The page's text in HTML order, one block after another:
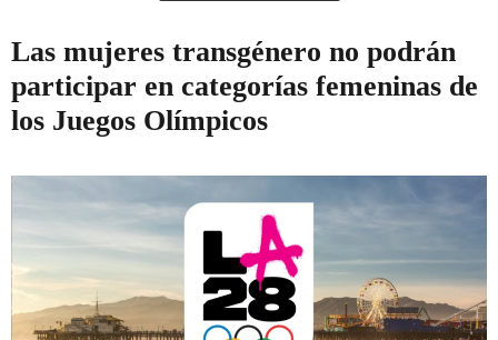
Las mujeres transgénero no podrán
participar en categorías femeninas de
los Juegos Olímpicos